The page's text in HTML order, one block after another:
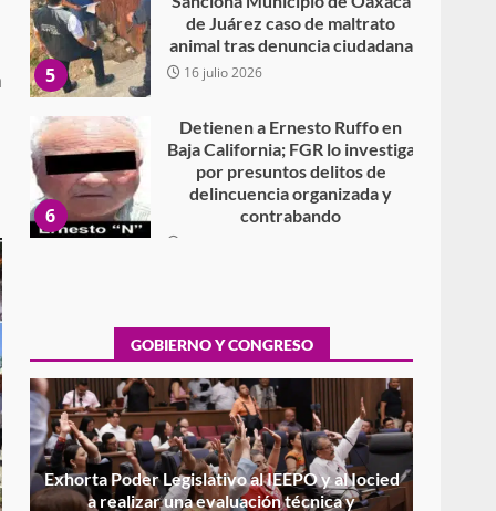
6
Detienen a Ernesto Ruffo en
por presuntos delitos de
contrabando
16 julio 2026
Sin paso carretera Oaxaca-
Cuacnopalan
1
IEEPO y al Iocied a realizar una
evaluación técnica y
estructural integral de las
instalaciones de la Escuela
Secundaria General Moisés
Sáenz Garza
5 agosto 2026
Ciudad Salud: justicia social
para Oaxaca
GOBIERNO Y CONGRESO